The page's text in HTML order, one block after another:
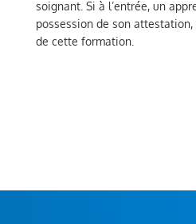
soignant. Si à l’entrée, un
possession de son
de cette formation.